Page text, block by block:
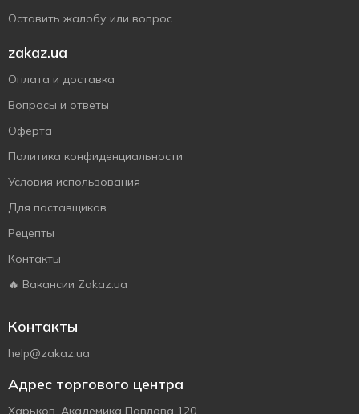
Оставить жалобу или вопрос
zakaz.ua
Оплата и доставка
Вопросы и ответы
Оферта
Политика конфиденциальности
Условия использования
Для поставщиков
Рецепты
Контакты
🔥 Вакансии Zakaz.ua
Контакты
help@zakaz.ua
Адрес торгового центра
Харьков, Академика Павлова 120